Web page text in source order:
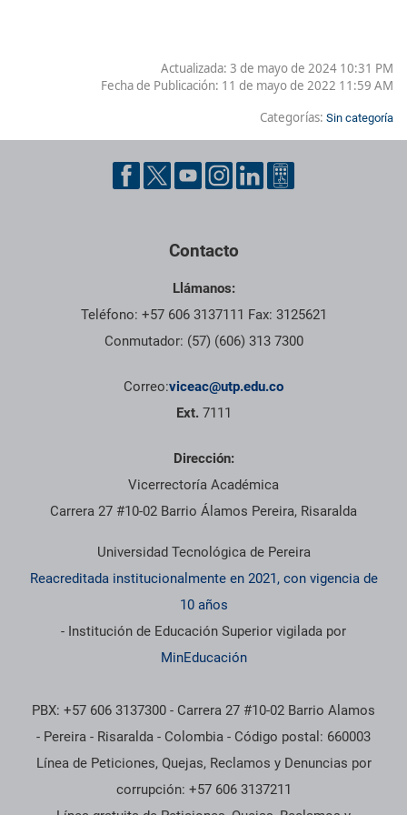
Actualizada: 3 de mayo de 2024 10:31 PM
Fecha de Publicación: 11 de mayo de 2022 11:59 AM
Categorías: Sin categoría
Contacto
Llámanos:
Teléfono: +57 606 3137111 Fax: 3125621
Conmutador: (57) (606) 313 7300
Correo:viceac@utp.edu.co
Ext.7111
Dirección:
Vicerrectoría Académica
Carrera 27 #10-02 Barrio Álamos Pereira, Risaralda
Universidad Tecnológica de Pereira
Reacreditada institucionalmente en 2021, con vigencia de
10 años
- Institución de Educación Superior vigilada por
MinEducación
PBX: +57 606 3137300 - Carrera 27 #10-02 Barrio Alamos
- Pereira - Risaralda - Colombia - Código postal: 660003
Línea de Peticiones, Quejas, Reclamos y Denuncias por
corrupción: +57 606 3137211